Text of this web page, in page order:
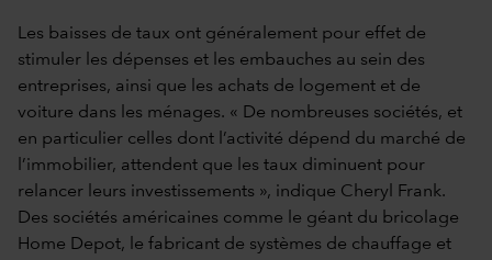
Les baisses de taux ont généralement pour effet de
stimuler les dépenses et les embauches au sein des
entreprises, ainsi que les achats de logement et de
voiture dans les ménages. « De nombreuses sociétés, et
en particulier celles dont l’activité dépend du marché de
l’immobilier, attendent que les taux diminuent pour
relancer leurs investissements », indique Cheryl Frank.
Des sociétés américaines comme le géant du bricolage
Home Depot, le fabricant de systèmes de chauffage et